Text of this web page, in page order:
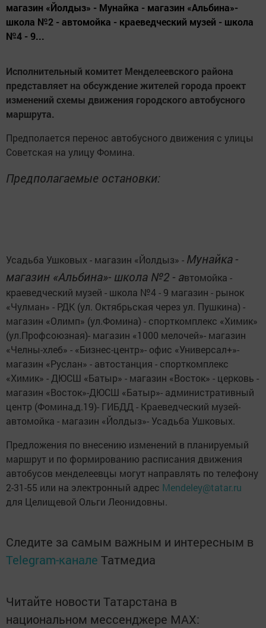
магазин «Йолдыз» - Мунайка - магазин «Альбина»-
школа №2 - автомойка - краеведческий музей - школа
№4 - 9...
Исполнительный комитет Менделеевского района
представляет на обсуждение жителей города проект
изменений схемы движения городского автобусного
маршрута.
Предполается перенос автобусного движения с улицы
Советская на улицу Фомина.
Предполагаемые остановки:
Усадьба Ушковых - магазин «Йолдыз» - Мунайка-
магазин «Альбина»- школа №2 - автомойка -
краеведческий музей - школа №4 - 9 магазин - рынок
«Чулман» - РДК (ул. Октябрьская через ул. Пушкина) -
магазин «Олимп» (ул.Фомина) - спорткомплекс «Химик»
(ул.Профсоюзная)- магазин «1000 мелочей»- магазин
«Челны-хлеб» - «Бизнес-центр»- офис «Универсал+»-
магазин «Руслан» - автостанция - спорткомплекс
«Химик» - ДЮСШ «Батыр» - магазин «Восток» - церковь -
магазин «Восток»-ДЮСШ «Батыр»- административный
центр (Фомина,д.19)- ГИБДД - Краеведческий музей-
автомойка - магазин «Йолдыз»- Усадьба Ушковых.
Предложения по внесению изменений в планируемый
маршрут и по формированию расписания движения
автобусов менделеевцы могут направлять по телефону
2-31-55 или на электронный адрес Mendeley@tatar.ru
для Целищевой Ольги Леонидовны.
Следите за самым важным и интересным в
Telegram-канале Татмедиа
Читайте новости Татарстана в
национальном мессенджере MАХ: